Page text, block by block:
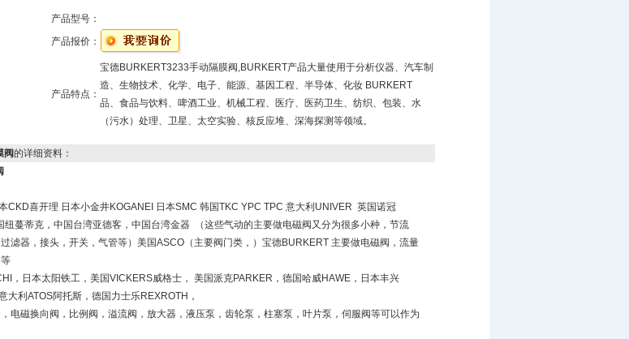
产品型号：
产品报价：
产品特点：
宝德BURKERT3233手动隔膜阀,BURKERT产品大量使用于分析仪器、汽车制
造、生物技术、化学、电子、能源、基因工程、半导体、化妆 BURKERT
品、食品与饮料、啤酒工业、机械工程、医疗、医药卫生、纺织、包装、水
（污水）处理、卫星、太空实验、核反应堆、深海探测等领域。
阀的详细资料：
CKD喜开理 日本小金井KOGANEI 日本SMC 韩国TKC YPC TPC 意大利UNIVER 英国诺冠
纽蔓蒂克，中国台湾亚德客，中国台湾金器 （这些气动的主要做电磁阀又分为很多小种，节流
滤器，接头，开关，气管等）美国ASCO（主要阀门类，）宝德BURKERT 主要做电磁阀，流量
，日本太阳铁工，美国VICKERS威格士， 美国派克PARKER，德国哈威HAWE，日本丰兴
大利ATOS阿托斯，德国力士乐REXROTH，
电磁换向阀，比例阀，溢流阀，放大器，液压泵，齿轮泵，柱塞泵，叶片泵，伺服阀等可以作为